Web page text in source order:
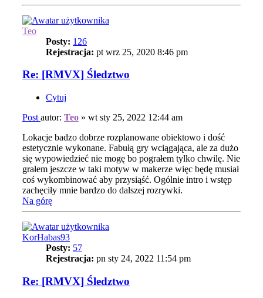
Teo
Posty: 126
Rejestracja: pt wrz 25, 2020 8:46 pm
Re: [RMVX] Śledztwo
Cytuj
Post autor: Teo » wt sty 25, 2022 12:44 am
Lokacje badzo dobrze rozplanowane obiektowo i dość
estetycznie wykonane. Fabułą gry wciągająca, ale za dużo
się wypowiedzieć nie mogę bo pograłem tylko chwilę. Nie
grałem jeszcze w taki motyw w makerze więc będę musiał
coś wykombinować aby przysiąść. Ogólnie intro i wstęp
zachęciły mnie bardzo do dalszej rozrywki.
Na górę
KorHabas93
Posty: 57
Rejestracja: pn sty 24, 2022 11:54 pm
Re: [RMVX] Śledztwo